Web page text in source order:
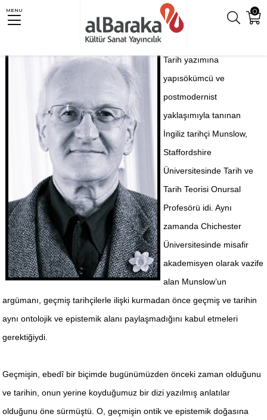
0
MENU
Tarih yazımına
yapısökümcü ve
postmodernist
yaklaşımıyla tanınan
İngiliz tarihçi Munslow,
Staffordshire
Üniversitesinde Tarih ve
Tarih Teorisi Onursal
Profesörü idi. Aynı
zamanda Chichester
Üniversitesinde misafir
akademisyen olarak vazife
alan Munslow’un
argümanı, geçmiş tarihçilerle ilişki kurmadan önce geçmiş ve tarihin
aynı ontolojik ve epistemik alanı paylaşmadığını kabul etmeleri
gerektiğiydi.
Geçmişin, ebedî bir biçimde bugünümüzden önceki zaman olduğunu
ve tarihin, onun yerine koyduğumuz bir dizi yazılmış anlatılar
olduğunu öne sürmüştü. O, geçmişin ontik ve epistemik doğasına